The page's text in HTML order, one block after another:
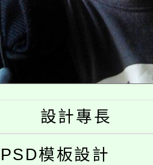
設計專長
模板設計